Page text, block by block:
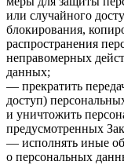
или случайного
блокирования,
распространения
неправомерных
данных;
— прекратить
доступ)
и уничтожить
предусмотренных
— исполнять иные
о персональных